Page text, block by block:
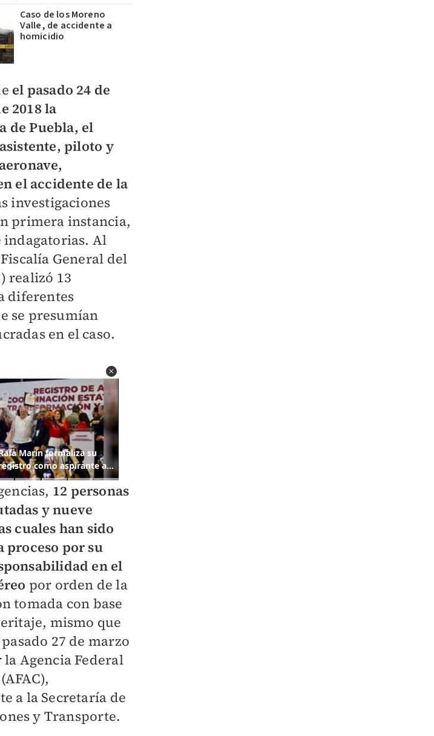
Caso de los Moreno
Valle, de accidente a
homicidio
el pasado 24 de
2018 la
de Puebla, el
piloto y
el accidente de la
investigaciones
primera instancia,
indagatorias. Al
General del
realizó 13
diferentes
se presumían
en el caso.
12 personas
y nueve
cuales han sido
proceso por su
en el
por orden de la
tomada con base
mismo que
27 de marzo
la Agencia Federal
a la Secretaría de
y Transporte.